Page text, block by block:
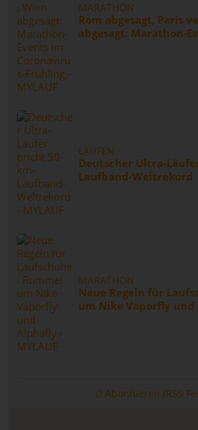
MARATHON
Rom abgesagt, Paris
abgesagt: Marathon-
LAUFEN
Deutscher Ultra-
Laufband-Weltrekord
MARATHON
Neue Regeln für
um Nike Vaporfly und
Abonnieren (RSS